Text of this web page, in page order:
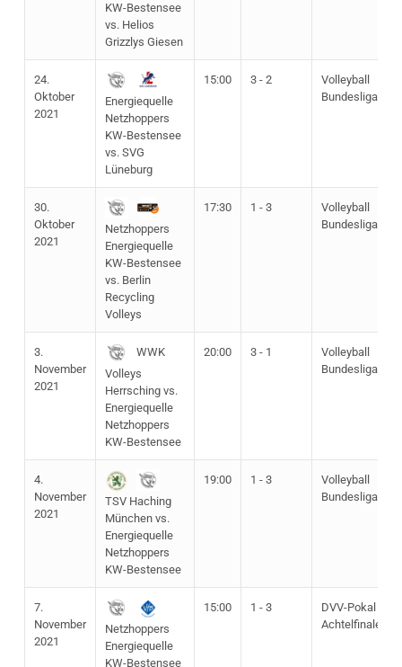
KW-Bestensee
vs. Helios
Grizzlys Giesen
24.
Oktober
2021
Energiequelle
Netzhoppers
KW-Bestensee
vs. SVG
Lüneburg
15:00 3 - 2
Volleyball
Bundesliga
30.
Oktober
2021
Netzhoppers
Energiequelle
KW-Bestensee
vs. Berlin
Recycling
Volleys
17:30 1 - 3
Volleyball
Bundesliga
3.
November
2021
WWK
Volleys
Herrsching vs.
Energiequelle
Netzhoppers
KW-Bestensee
20:00 3 - 1
Volleyball
Bundesliga
4.
November
2021
TSV Haching
München vs.
Energiequelle
Netzhoppers
KW-Bestensee
19:00 1 - 3
Volleyball
Bundesliga
7.
November
2021
Netzhoppers
Energiequelle
KW-Bestensee
15:00 1 - 3
DVV-Pokal
Achtelfinale